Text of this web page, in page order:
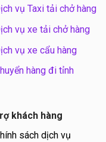
vụ Taxi tải chở hàng
vụ xe tải chở hàng
vụ xe cẩu hàng
hàng đi tỉnh
khách hàng
sách dịch vụ